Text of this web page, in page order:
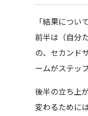
「結果につ
前半は（自分
の、セカンド
ームがステッ
後半の立ち上
変わるために